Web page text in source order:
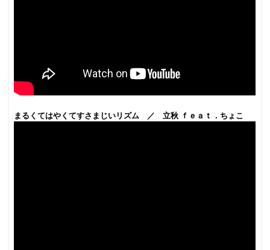
まるくてはやくてすさまじいリズム ／ 立秋 ｆｅａｔ．ちょこ